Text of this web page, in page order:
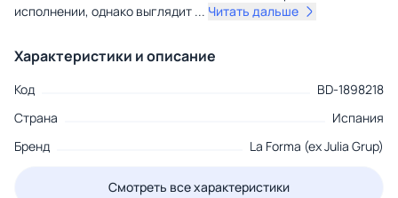
исполнении, однако выглядит ... Читать дальше
Характеристики и описание
Код
BD-1898218
Страна
Испания
Бренд
La Forma (ex Julia Grup)
Смотреть все характеристики